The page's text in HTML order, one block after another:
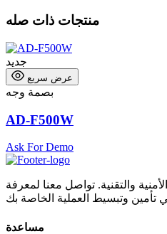
منتجات ذات صله
جديد
عرض سريع
بصمة وجه
AD-F500W
Ask For Demo
والتقنية. تواصل معنا لمعرفة
مساعدة